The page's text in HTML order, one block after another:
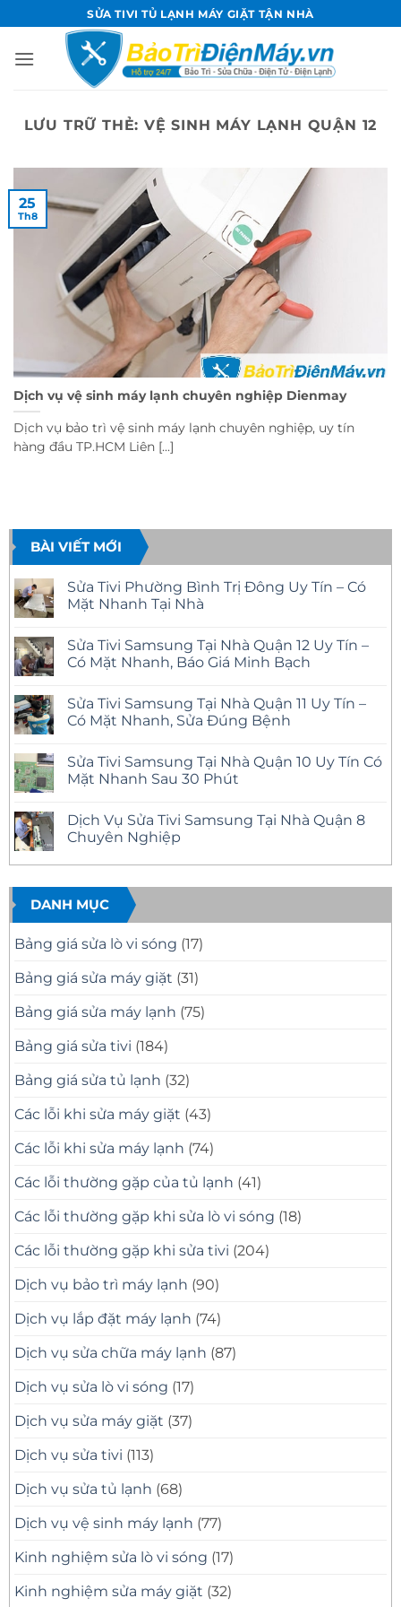
qua
nội
SỬA TIVI TỦ LẠNH MÁY GIẶT TẬN NHÀ
LƯU TRỮ THẺ:VỆ SINH MÁY LẠNH QUẬN 12
Dịch vụ vệ sinh máy lạnh chuyên nghiệp Dienmay
Dịch vụ bảo trì vệ sinh máy lạnh chuyên nghiệp, uy tín
hàng đầu TP.HCM Liên [...]
25
Th8
BÀI VIẾT MỚI
Sửa Tivi Phường Bình Trị Đông Uy Tín – Có
Mặt Nhanh Tại Nhà
bình
luận
ở
Phường
Bình
Trị
Tín
–
Có
Tại
Nhà
Sửa Tivi Samsung Tại Nhà Quận 12 Uy Tín –
Có Mặt Nhanh, Báo Giá Minh Bạch
bình
luận
ở
Samsung
Tại
Nhà
Uy
Tín
–
Mặt
Báo
Giá
Minh
Bạch
Sửa Tivi Samsung Tại Nhà Quận 11 Uy Tín –
Có Mặt Nhanh, Sửa Đúng Bệnh
bình
luận
ở
Samsung
Tại
Nhà
11
Tín
–
Có
Mặt
Nhanh,
Sửa
Bệnh
Sửa Tivi Samsung Tại Nhà Quận 10 Uy Tín Có
Mặt Nhanh Sau 30 Phút
bình
luận
ở
Tivi
Tại
Nhà
Quận
10
Uy
Tín
Mặt
Nhanh
30
Phút
Dịch Vụ Sửa Tivi Samsung Tại Nhà Quận 8
Chuyên Nghiệp
có
luận
ở
Dịch
Vụ
Sửa
Tivi
Tại
Nhà
8
Chuyên
DANH MỤC
Bảng giá sửa lò vi sóng (17)
Bảng giá sửa máy giặt (31)
Bảng giá sửa máy lạnh (75)
Bảng giá sửa tivi (184)
Bảng giá sửa tủ lạnh (32)
Các lỗi khi sửa máy giặt (43)
Các lỗi khi sửa máy lạnh (74)
Các lỗi thường gặp của tủ lạnh (41)
Các lỗi thường gặp khi sửa lò vi sóng (18)
Các lỗi thường gặp khi sửa tivi (204)
Dịch vụ bảo trì máy lạnh (90)
Dịch vụ lắp đặt máy lạnh (74)
Dịch vụ sửa chữa máy lạnh (87)
Dịch vụ sửa lò vi sóng (17)
Dịch vụ sửa máy giặt (37)
Dịch vụ sửa tivi (113)
Dịch vụ sửa tủ lạnh (68)
Dịch vụ vệ sinh máy lạnh (77)
Kinh nghiệm sửa lò vi sóng (17)
Kinh nghiệm sửa máy giặt (32)